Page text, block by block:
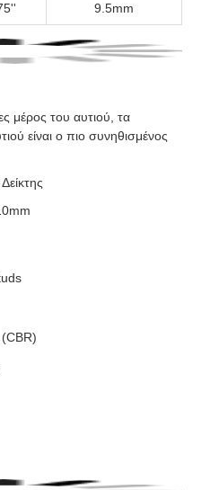
9.5mm
μέρος του αυτιού, τα
είναι ο πιο συνηθισμένος